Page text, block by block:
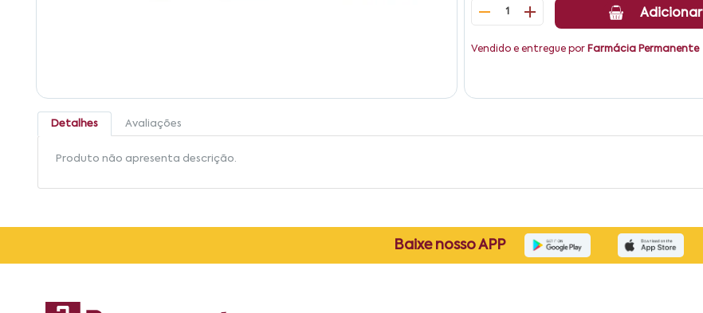
1 Adicionar
Vendido e entregue por Farmácia Permanente
Detalhes Avaliações
Produto não apresenta descrição.
Baixe nosso APP